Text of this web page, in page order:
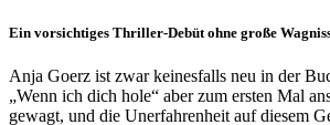
Ein vorsichtiges Thriller-Debüt ohne große
Anja Goerz ist zwar keinesfalls neu in der
„Wenn ich dich hole“ aber zum ersten Mal
gewagt, und die Unerfahrenheit auf diesem